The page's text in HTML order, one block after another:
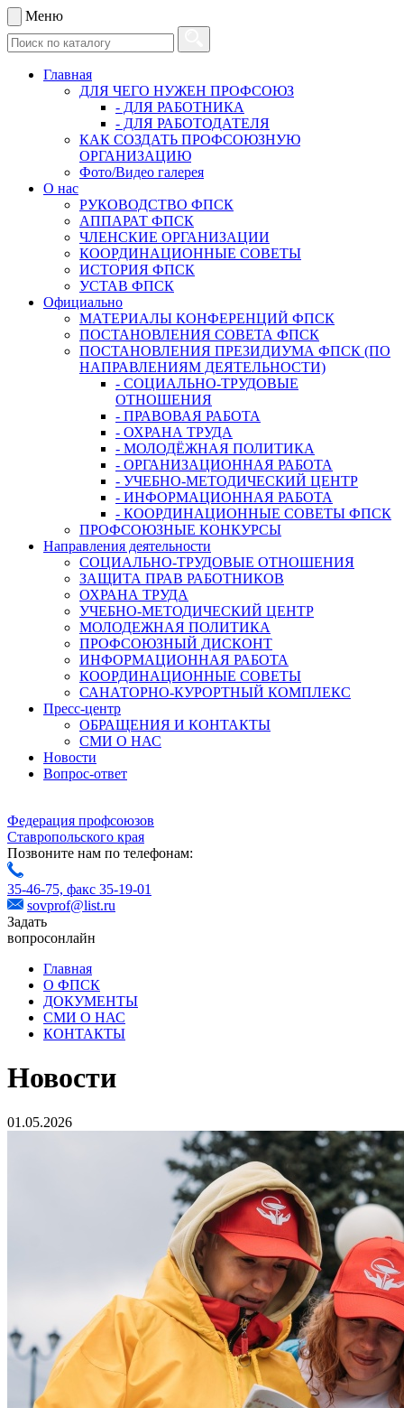
Меню
Главная
ДЛЯ ЧЕГО НУЖЕН ПРОФСОЮЗ
- ДЛЯ РАБОТНИКА
- ДЛЯ РАБОТОДАТЕЛЯ
КАК СОЗДАТЬ ПРОФСОЮЗНУЮ
ОРГАНИЗАЦИЮ
Фото/Видео галерея
О нас
РУКОВОДСТВО ФПСК
АППАРАТ ФПСК
ЧЛЕНСКИЕ ОРГАНИЗАЦИИ
КООРДИНАЦИОННЫЕ СОВЕТЫ
ИСТОРИЯ ФПСК
УСТАВ ФПСК
Официально
МАТЕРИАЛЫ КОНФЕРЕНЦИЙ ФПСК
ПОСТАНОВЛЕНИЯ СОВЕТА ФПСК
ПОСТАНОВЛЕНИЯ ПРЕЗИДИУМА ФПСК (ПО
НАПРАВЛЕНИЯМ ДЕЯТЕЛЬНОСТИ)
- СОЦИАЛЬНО-ТРУДОВЫЕ
ОТНОШЕНИЯ
- ПРАВОВАЯ РАБОТА
- ОХРАНА ТРУДА
- МОЛОДЁЖНАЯ ПОЛИТИКА
- ОРГАНИЗАЦИОННАЯ РАБОТА
- УЧЕБНО-МЕТОДИЧЕСКИЙ ЦЕНТР
- ИНФОРМАЦИОННАЯ РАБОТА
- КООРДИНАЦИОННЫЕ СОВЕТЫ ФПСК
ПРОФСОЮЗНЫЕ КОНКУРСЫ
Направления деятельности
СОЦИАЛЬНО-ТРУДОВЫЕ ОТНОШЕНИЯ
ЗАЩИТА ПРАВ РАБОТНИКОВ
ОХРАНА ТРУДА
УЧЕБНО-МЕТОДИЧЕСКИЙ ЦЕНТР
МОЛОДЕЖНАЯ ПОЛИТИКА
ПРОФСОЮЗНЫЙ ДИСКОНТ
ИНФОРМАЦИОННАЯ РАБОТА
КООРДИНАЦИОННЫЕ СОВЕТЫ
САНАТОРНО-КУРОРТНЫЙ КОМПЛЕКС
Пресс-центр
ОБРАЩЕНИЯ И КОНТАКТЫ
СМИ О НАС
Новости
Вопрос-ответ
Федерация профсоюзов
Ставропольского края
Позвоните нам по телефонам:
35-46-75, факс 35-19-01
sovprof@list.ru
Задать
вопросонлайн
Главная
О ФПСК
ДОКУМЕНТЫ
СМИ О НАС
КОНТАКТЫ
Новости
01.05.2026